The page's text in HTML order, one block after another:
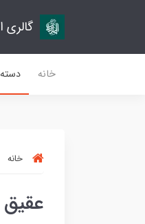
گالری
خانه
خانه